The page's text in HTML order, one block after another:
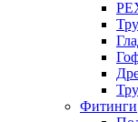
Фитинги